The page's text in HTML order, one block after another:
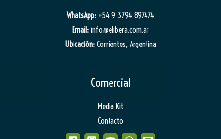
WhatsApp: +54 9 3794 897474
Email: info@elibera.com.ar
Ubicación: Corrientes, Argentina
Comercial
Media Kit
Contacto